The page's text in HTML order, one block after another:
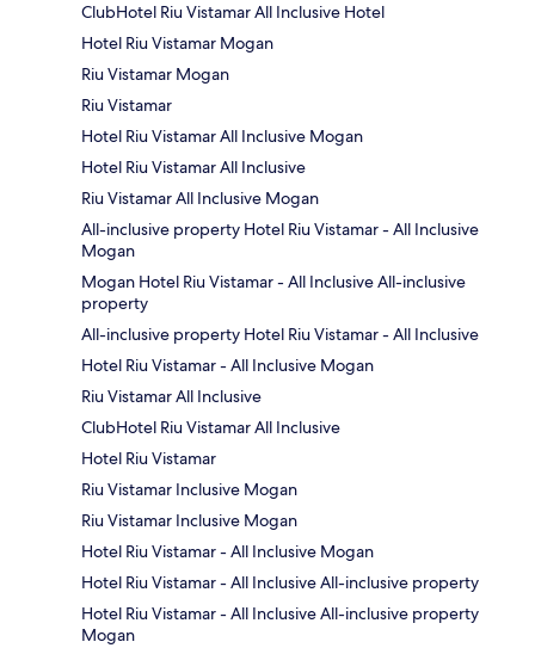
ClubHotel Riu Vistamar All Inclusive Hotel
Hotel Riu Vistamar Mogan
Riu Vistamar Mogan
Riu Vistamar
Hotel Riu Vistamar All Inclusive Mogan
Hotel Riu Vistamar All Inclusive
Riu Vistamar All Inclusive Mogan
All-inclusive property Hotel Riu Vistamar - All Inclusive
Mogan
Mogan Hotel Riu Vistamar - All Inclusive All-inclusive
property
All-inclusive property Hotel Riu Vistamar - All Inclusive
Hotel Riu Vistamar - All Inclusive Mogan
Riu Vistamar All Inclusive
ClubHotel Riu Vistamar All Inclusive
Hotel Riu Vistamar
Riu Vistamar Inclusive Mogan
Riu Vistamar Inclusive Mogan
Hotel Riu Vistamar - All Inclusive Mogan
Hotel Riu Vistamar - All Inclusive All-inclusive property
Hotel Riu Vistamar - All Inclusive All-inclusive property
Mogan